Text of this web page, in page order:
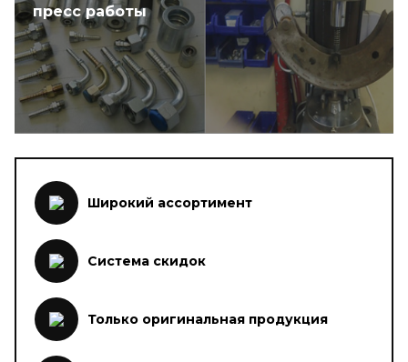
пресс работы
Широкий ассортимент
Система скидок
Только оригинальная продукция